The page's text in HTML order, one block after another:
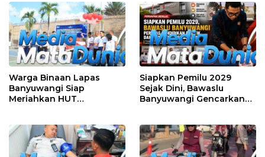
Warga Binaan Lapas
Banyuwangi Siap
Meriahkan HUT
Perlombaan
Siapkan Pemilu 2029
Sejak Dini, Bawaslu
Banyuwangi Gencarkan